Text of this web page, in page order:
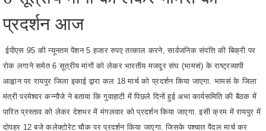
ईपीएस 95 की न्यूनतम पेंशन 5 हजार रुपए तत्काल करने, सार्वजनिक संपत्ति की बिक्री पर
रोक लगाने समेत 6 सूत्रीय मांगों को लेकर भारतीय मजदूर संघ (भामसं) के राष्ट्रव्यापी
आह्वान पर रायपुर जिला इकाई द्वारा कल 18 मार्च को प्रदर्शन किया जाएगा. भामसं के जिला
मंत्री परमेश्वर कन्नौजे ने बताया कि गुवाहाटी में पिछले दिनों हुई अभा कार्यसमिति की बैठक में
पारित प्रस्ताव को लेकर देशभर में मंगलवार को प्रदर्शन किया जाएगा. इसी क्रम में रायपुर में
दोपहर 12 बजे कलेक्टोरेट चौक पर प्रदर्शन किया जाएगा. जिसके पश्चात पैदल मार्च कर
कलेक्टर को मांगों का ज्ञापन सौंपा जाएगा.